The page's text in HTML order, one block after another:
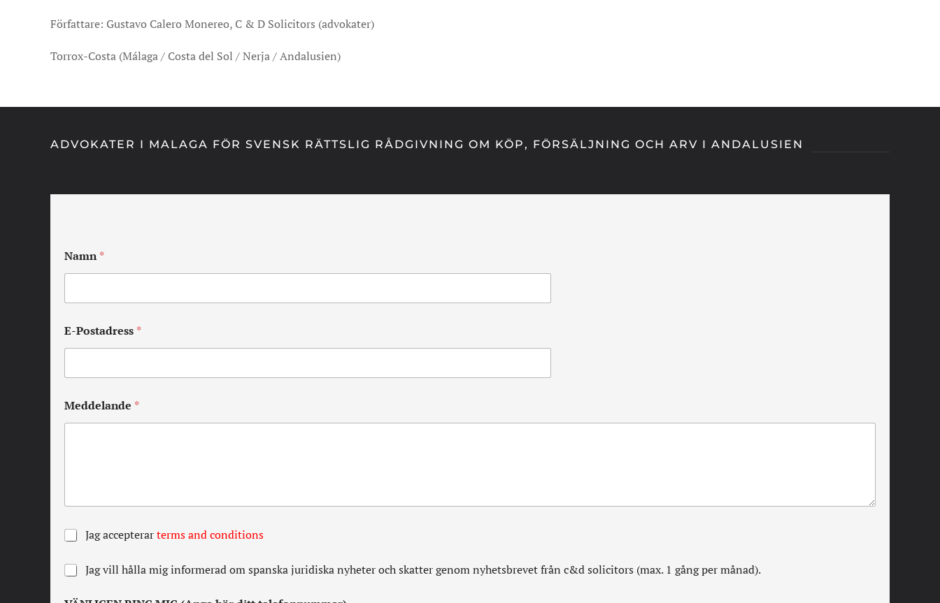
Författare: Gustavo Calero Monereo, C & D Solicitors (advokater)
Torrox-Costa (Málaga / Costa del Sol / Nerja / Andalusien)
ADVOKATER I MALAGA FÖR SVENSK RÄTTSLIG RÅDGIVNING OM KÖP, FÖRSÄLJNING OCH ARV I ANDALUSIEN
Namn*
E-Postadress *
Meddelande *
A
l
a
i
Jag accepterarterms and conditions
N
e
Jag vill hålla mig informerad om spanska juridiska nyheter och skatter genom nyhetsbrevet från c&d solicitors (max. 1 gång per månad).